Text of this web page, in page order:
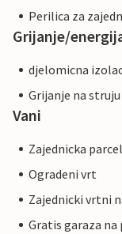
Perilica za
Grijanje/
djelomicna
Grijanje na struju
Vani
Zajednicka
Ogradeni vrt
Zajednicki vrtni
Gratis garaza na